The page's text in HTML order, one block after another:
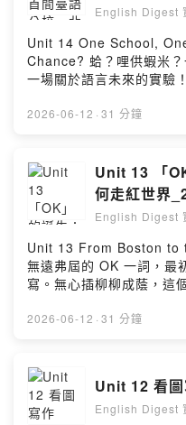
English Digest
Unit 14 One School,
Chance? 蛤？哩供蝦米？一所小學的教室裡，正悄悄展開
一場關於語言未來的實驗
如何為臺語延續帶來新的想
2026-06-12 · 31 分鐘
Unit 13 「
何走紅世界
English Digest
Unit 13 From Boston to
無遠弗屆的 OK 一詞，最
寫。無心插柳柳成蔭，這
索 OK 的誕生，看看它如
2026-06-12 · 31 分鐘
Unit 12 看
English Digest